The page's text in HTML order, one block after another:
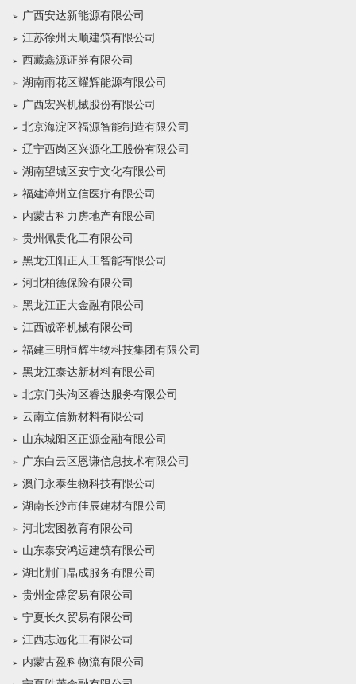
广西安达新能源有限公司
江苏徐州天顺建筑有限公司
西藏鑫源证券有限公司
湖南雨花区耀辉能源有限公司
广西宏兴机械股份有限公司
北京海淀区福源智能制造有限公司
辽宁西岗区兴源化工股份有限公司
湖南望城区安宁文化有限公司
福建漳州立信医疗有限公司
内蒙古科力房地产有限公司
贵州佩贵化工有限公司
黑龙江阳正人工智能有限公司
河北柏德保险有限公司
黑龙江正大金融有限公司
江西诚帝机械有限公司
福建三明恒辉生物科技集团有限公司
黑龙江泰达新材料有限公司
北京门头沟区睿达服务有限公司
云南立信新材料有限公司
山东城阳区正源金融有限公司
广东白云区恩谦信息技术有限公司
澳门永泰生物科技有限公司
湖南长沙市佳辰建材有限公司
河北宏图教育有限公司
山东泰安鸿运建筑有限公司
湖北荆门晶成服务有限公司
贵州金盛贸易有限公司
宁夏长久贸易有限公司
江西志远化工有限公司
内蒙古盈科物流有限公司